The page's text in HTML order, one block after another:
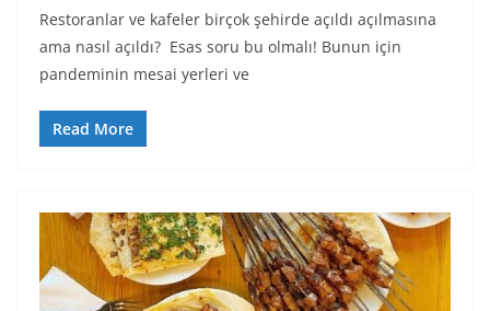
Restoranlar ve kafeler birçok şehirde açıldı açılmasına
ama nasıl açıldı? Esas soru bu olmalı! Bunun için
pandeminin mesai yerleri ve
Read More